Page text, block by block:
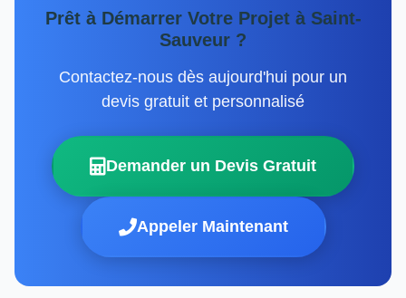
Prêt à Démarrer Votre Projet à Saint-
Sauveur ?
Contactez-nous dès aujourd'hui pour un
devis gratuit et personnalisé
Demander un Devis Gratuit
Appeler Maintenant